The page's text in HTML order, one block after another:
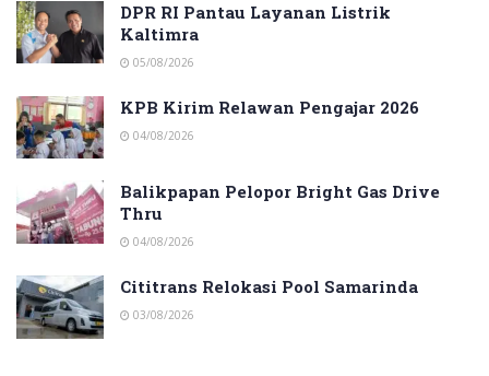
DPR RI Pantau Layanan Listrik
Kaltimra
05/08/2026
KPB Kirim Relawan Pengajar 2026
04/08/2026
Balikpapan Pelopor Bright Gas Drive
Thru
04/08/2026
Cititrans Relokasi Pool Samarinda
03/08/2026